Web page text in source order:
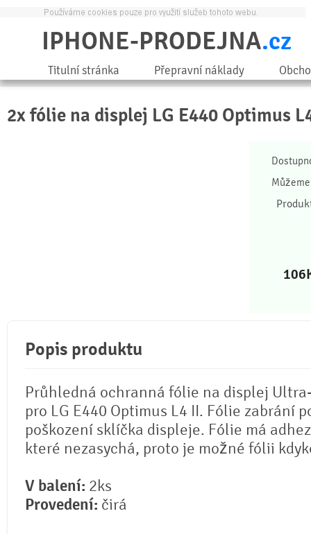
IPHONE-PRODEJNA.cz
Titulní stránka Přepravní náklady
2x fólie na displej LG E440 Optimus
106
Popis produktu
Průhledná ochranná fólie na displej
pro LG E440 Optimus L4 II. Fólie zabrání
poškození sklíčka displeje. Fólie má
které nezasychá, proto je možné fólii
V balení: 2ks
Provedení: čirá